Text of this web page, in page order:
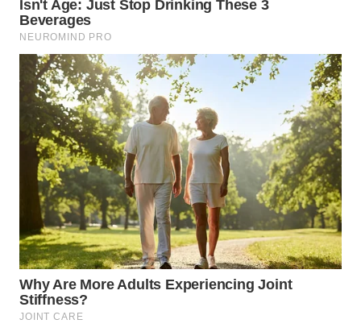
LANGKAT
WN
TAPANULI
SELATAN
WN
TANJUNG
LESUNG
WN
KARO
WN
SIMALUNGUN
WN